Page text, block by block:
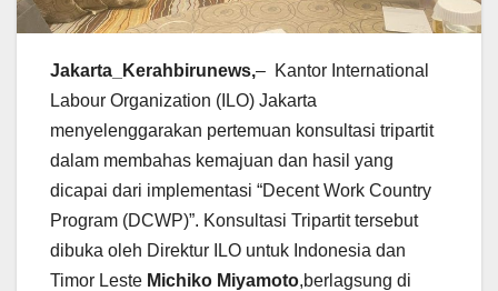
Jakarta_Kerahbirunews,– Kantor International
Labour Organization (ILO) Jakarta
menyelenggarakan pertemuan konsultasi tripartit
dalam membahas kemajuan dan hasil yang
dicapai dari implementasi “Decent Work Country
Program (DCWP)”. Konsultasi Tripartit tersebut
dibuka oleh Direktur ILO untuk Indonesia dan
Timor Leste Michiko Miyamoto,berlagsung di